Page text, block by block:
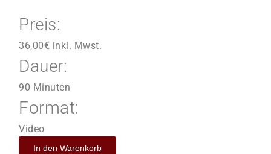
Preis:
36,00€ inkl. Mwst.
Dauer:
90 Minuten
Format:
Video
In den Warenkorb